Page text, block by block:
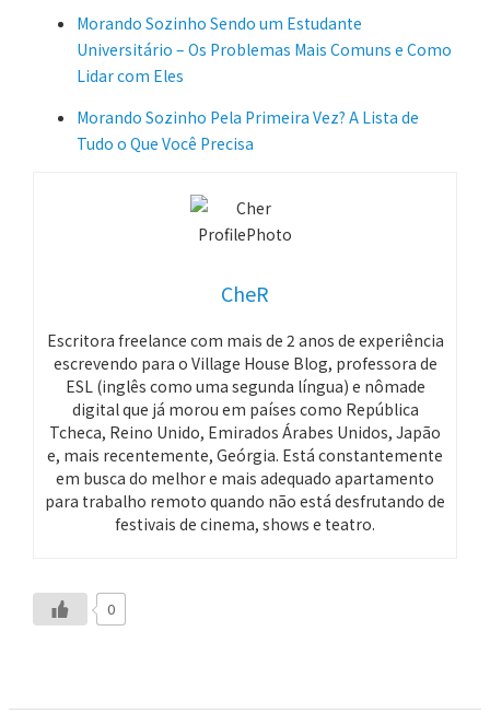
Morando Sozinho Sendo um Estudante
Universitário – Os Problemas Mais Comuns e Como
Lidar com Eles
Morando Sozinho Pela Primeira Vez? A Lista de
Tudo o Que Você Precisa
CheR
Escritora freelance com mais de 2 anos de experiência
escrevendo para o Village House Blog, professora de
ESL (inglês como uma segunda língua) e nômade
digital que já morou em países como República
Tcheca, Reino Unido, Emirados Árabes Unidos, Japão
e, mais recentemente, Geórgia. Está constantemente
em busca do melhor e mais adequado apartamento
para trabalho remoto quando não está desfrutando de
festivais de cinema, shows e teatro.
0